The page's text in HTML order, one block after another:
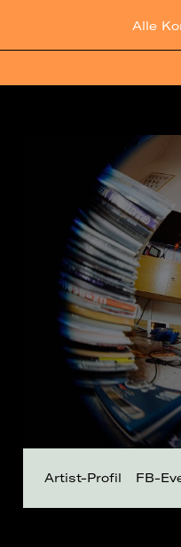
Alle
Artist-Profil FB-